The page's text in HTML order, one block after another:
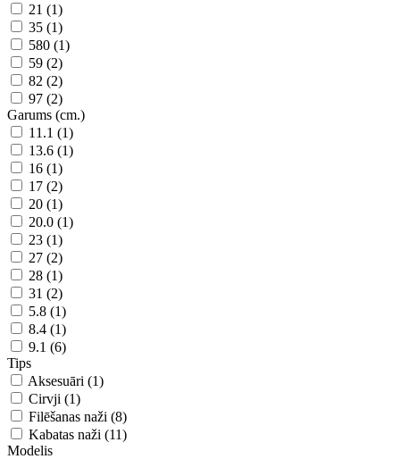
21 (1)
35 (1)
580 (1)
59 (2)
82 (2)
97 (2)
Garums (cm.)
11.1 (1)
13.6 (1)
16 (1)
17 (2)
20 (1)
20.0 (1)
23 (1)
27 (2)
28 (1)
31 (2)
5.8 (1)
8.4 (1)
9.1 (6)
Tips
Aksesuāri (1)
Cirvji (1)
Filēšanas naži (8)
Kabatas naži (11)
Modelis